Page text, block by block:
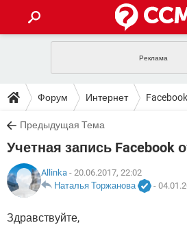
INSTAGRAM
ИГРЫ
ВКОНТАКТЕ
GOOGLE
ПОЛЕЗНЫЕ СОВЕТЫ
TIKTOK
WINDOWS 10
ЗАГРУЗКИ
TIKTOK
WHATSAPP
FACEBOOK
WINDOWS 10
TIKTOK
ЭНЦИКЛОПЕДИЯ
TIKTOK
Форум Интернет Facebook
Предыдущая Тема
Учетная запись Facebook
Allinka - 20.06.2017, 22:02
Наталья Торжанова
-
Здравствуйте,